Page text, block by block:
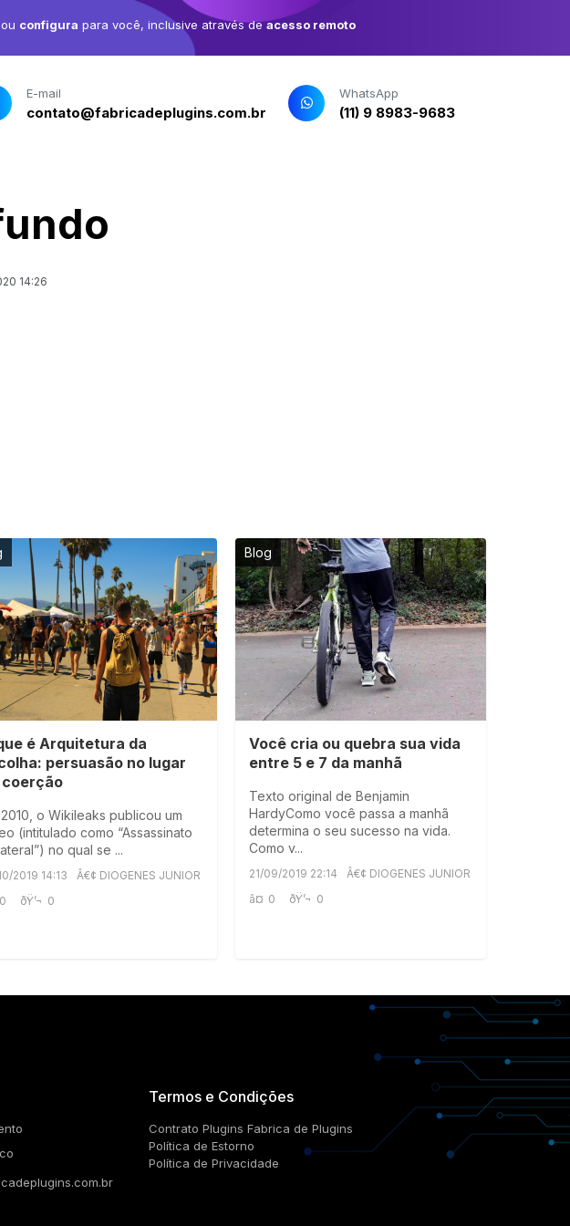
ou configura para você, inclusive através deacesso remoto
E-mail
contato@fabricadeplugins.com.br
WhatsApp
(11) 9 8983-9683
14:26
é Arquitetura da
persuasão no lugar
coerção
2010, o Wikileaks publicou um
(intitulado como “Assassinato
no qual se ...
2019 14:13
Â€¢ DIOGENES JUNIOR
0 ðŸ’¬ 0
Blog
Você cria ou quebra sua vida
entre 5 e 7 da manhã
Texto original de Benjamin
HardyComo você passa a manhã
determina o seu sucesso na vida.
Como v...
21/09/2019 22:14
Â€¢ DIOGENES JUNIOR
â¤ 0 ðŸ’¬ 0
Termos e Condições
Contrato Plugins Fabrica de Plugins
Política de Estorno
Política de Privacidade